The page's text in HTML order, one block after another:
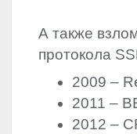
А также
протокола
2009 –
2011 –
2012 –